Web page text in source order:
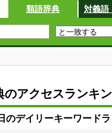
類語辞典 対義語
のアクセスランキ
のデイリーキーワード